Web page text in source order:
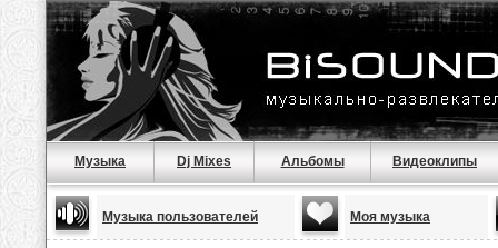
Музыка Dj Mixes Альбомы Видеоклипы
Музыка пользователей Моя музыка